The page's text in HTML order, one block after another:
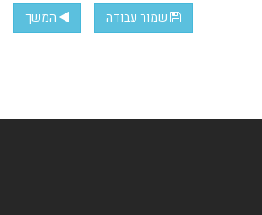
שמור עבודה המשך